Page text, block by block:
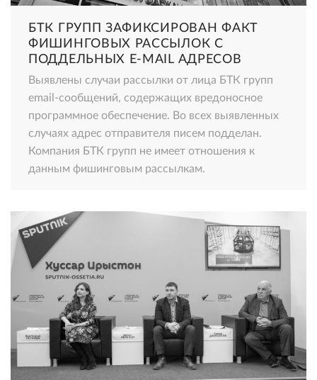
БТК ГРУПП ЗАФИКСИРОВАН ФАКТ
ФИШИНГОВЫХ РАССЫЛОК С
ПОДДЕЛЬНЫХ E-MAIL АДРЕСОВ
Выявлены случаи рассылки от лица БТК групп
email-сообщений, содержащих вредоносное
программное обеспечение. Во всех выявленных
случаях адрес отправителя писем подделан.
Компания БТК групп не имеет отношения к
данным фишинговым рассылкам.